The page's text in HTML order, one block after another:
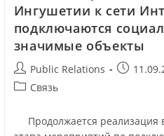
Ингушетии к сети
подключаются
значимые объекты
Public Relations
Связь
Продолжается реализация